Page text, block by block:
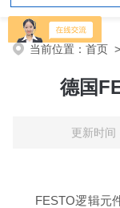
当前位置：首页
德国
更新时
FESTO逻辑元件,